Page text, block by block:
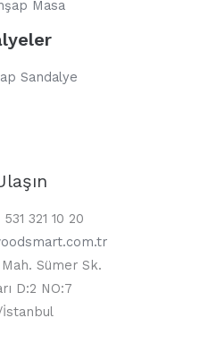
Masa
Sandalye
321 10 20
Mah. Sümer Sk.
D:2 NO:7
İstanbul